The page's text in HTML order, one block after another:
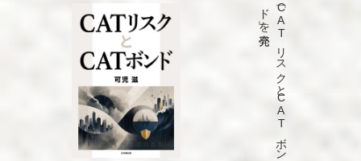
「C
A
T
リ
ス
ク
と
C
A
T
ボ
ン
ド
」を
発売